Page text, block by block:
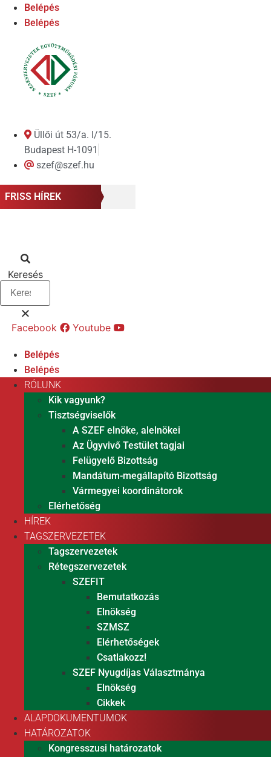
UgrásBelépés
Belépés
Üllői út 53/a. I/15.
Budapest H-1091
szef@szef.hu
FRISS HÍREK
Keresés
Facebook Youtube
Belépés
Belépés
RÓLUNK
Kik vagyunk?
Tisztségviselők
A SZEF elnöke, alelnökei
Az Ügyvivő Testület tagjai
Felügyelő Bizottság
Mandátum-megállapító Bizottság
Vármegyei koordinátorok
Elérhetőség
HÍREK
TAGSZERVEZETEK
Tagszervezetek
Rétegszervezetek
SZEFIT
Bemutatkozás
Elnökség
SZMSZ
Elérhetőségek
Csatlakozz!
SZEF Nyugdíjas Választmánya
Elnökség
Cikkek
ALAPDOKUMENTUMOK
HATÁROZATOK
Kongresszusi határozatok